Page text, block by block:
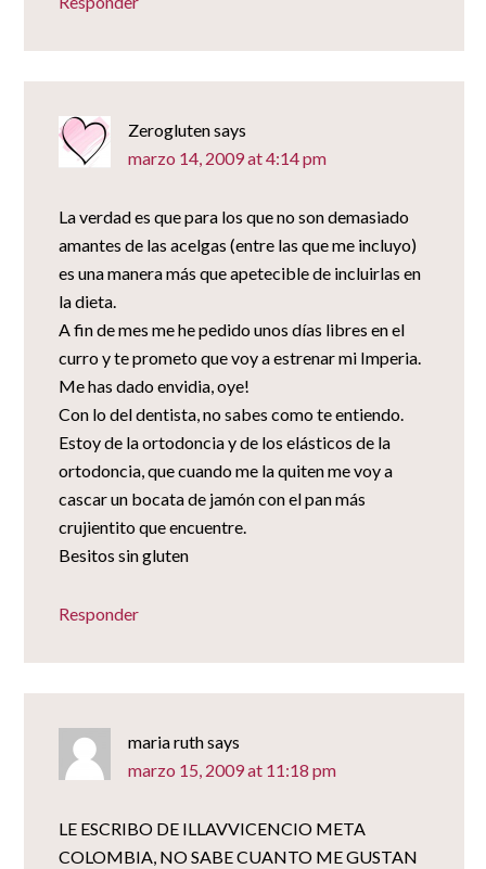
Zeroglutensays
marzo 14, 2009 at 4:14 pm
La verdad es que para los que no son demasiado
amantes de las acelgas (entre las que me incluyo)
es una manera más que apetecible de incluirlas en
la dieta.
A fin de mes me he pedido unos días libres en el
curro y te prometo que voy a estrenar mi Imperia.
Me has dado envidia, oye!
Con lo del dentista, no sabes como te entiendo.
Estoy de la ortodoncia y de los elásticos de la
ortodoncia, que cuando me la quiten me voy a
cascar un bocata de jamón con el pan más
crujientito que encuentre.
Besitos sin gluten
Responder
maria ruthsays
marzo 15, 2009 at 11:18 pm
LE ESCRIBO DE ILLAVVICENCIO META
COLOMBIA, NO SABE CUANTO ME GUSTAN